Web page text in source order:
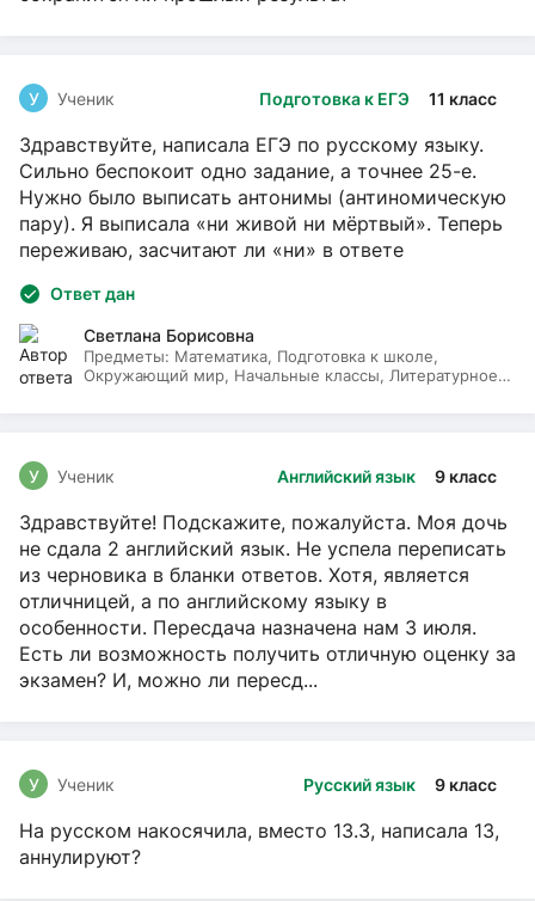
Подготовка к ЕГЭ 11 класс
У Ученик
Здравствуйте, написала ЕГЭ по русскому языку.
Сильно беспокоит одно задание, а точнее 25-е.
Нужно было выписать антонимы (антиномическую
пару). Я выписала «ни живой ни мёртвый». Теперь
переживаю, засчитают ли «ни» в ответе
Ответ дан
Светлана Борисовна
Предметы: Математика, Подготовка к школе,
Окружающий мир, Начальные классы, Литературное
Английский язык 9 класс
У Ученик
Здравствуйте! Подскажите, пожалуйста. Моя дочь
не сдала 2 английский язык. Не успела переписать
из черновика в бланки ответов. Хотя, является
отличницей, а по английскому языку в
особенности. Пересдача назначена нам 3 июля.
Есть ли возможность получить отличную оценку за
экзамен? И, можно ли пересд...
Русский язык 9 класс
У Ученик
На русском накосячила, вместо 13.3, написала 13,
аннулируют?